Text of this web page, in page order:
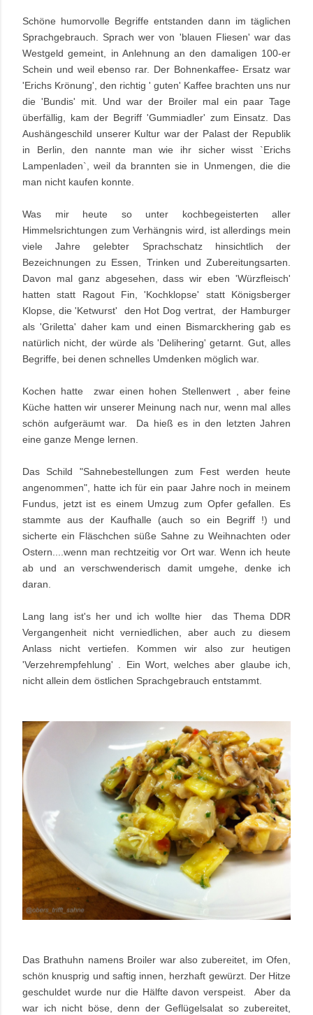
Schöne humorvolle Begriffe entstanden dann im täglichen
Sprachgebrauch. Sprach wer von 'blauen Fliesen' war das
Westgeld gemeint, in Anlehnung an den damaligen 100-er
Schein und weil ebenso rar. Der Bohnenkaffee- Ersatz war
'Erichs Krönung', den richtig ' guten' Kaffee brachten uns nur
die 'Bundis' mit. Und war der Broiler mal ein paar Tage
überfällig, kam der Begriff 'Gummiadler' zum Einsatz. Das
Aushängeschild unserer Kultur war der Palast der Republik
in Berlin, den nannte man wie ihr sicher wisst `Erichs
Lampenladen`, weil da brannten sie in Unmengen, die die
man nicht kaufen konnte.
Was mir heute so unter kochbegeisterten aller
Himmelsrichtungen zum Verhängnis wird, ist allerdings mein
viele Jahre gelebter Sprachschatz hinsichtlich der
Bezeichnungen zu Essen, Trinken und Zubereitungsarten.
Davon mal ganz abgesehen, dass wir eben 'Würzfleisch'
hatten statt Ragout Fin, 'Kochklopse' statt Königsberger
Klopse, die 'Ketwurst' den Hot Dog vertrat, der Hamburger
als 'Griletta' daher kam und einen Bismarckhering gab es
natürlich nicht, der würde als 'Delihering' getarnt. Gut, alles
Begriffe, bei denen schnelles Umdenken möglich war.
Kochen hatte zwar einen hohen Stellenwert , aber feine
Küche hatten wir unserer Meinung nach nur, wenn mal alles
schön aufgeräumt war. Da hieß es in den letzten Jahren
eine ganze Menge lernen.
Das Schild "Sahnebestellungen zum Fest werden heute
angenommen", hatte ich für ein paar Jahre noch in meinem
Fundus, jetzt ist es einem Umzug zum Opfer gefallen. Es
stammte aus der Kaufhalle (auch so ein Begriff !) und
sicherte ein Fläschchen süße Sahne zu Weihnachten oder
Ostern....wenn man rechtzeitig vor Ort war. Wenn ich heute
ab und an verschwenderisch damit umgehe, denke ich
daran.
Lang lang ist's her und ich wollte hier das Thema DDR
Vergangenheit nicht verniedlichen, aber auch zu diesem
Anlass nicht vertiefen. Kommen wir also zur heutigen
'Verzehrempfehlung' . Ein Wort, welches aber glaube ich,
nicht allein dem östlichen Sprachgebrauch entstammt.
Das Brathuhn namens Broiler war also zubereitet, im Ofen,
schön knusprig und saftig innen, herzhaft gewürzt. Der Hitze
geschuldet wurde nur die Hälfte davon verspeist. Aber da
war ich nicht böse, denn der Geflügelsalat so zubereitet,